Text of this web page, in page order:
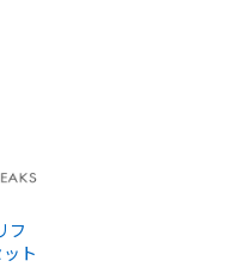
フ
ト